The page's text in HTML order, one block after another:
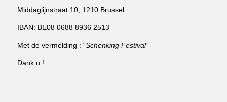
Middaglijnstraat 10, 1210 Brussel
IBAN: BE08 0688 8936 2513
Met de vermelding : “Schenking Festival”
Dank u !